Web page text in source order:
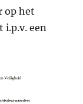
op het
i.p.v. een